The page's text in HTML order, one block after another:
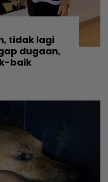
tidak lagi
dugaan,
baik